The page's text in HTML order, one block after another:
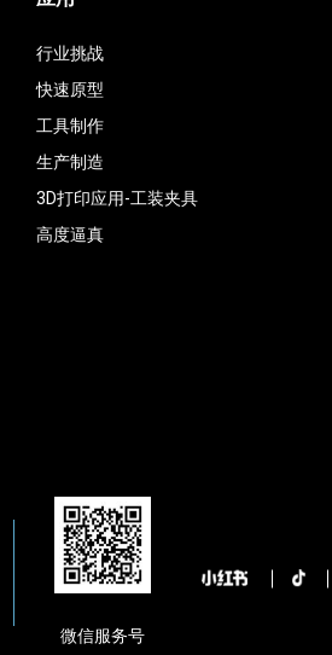
行业挑战
快速原型
工具制作
生产制造
3D打印应用-工装夹具
高度逼真
微信服务号